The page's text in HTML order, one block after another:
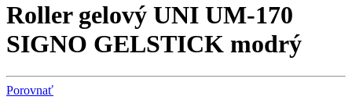
Roller gelový UNI UM-170
SIGNO GELSTICK modrý
Porovnať